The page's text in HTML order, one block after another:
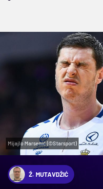
Mijajlo Marsenić (©Starsport)
Ž. MUTAVDŽIĆ